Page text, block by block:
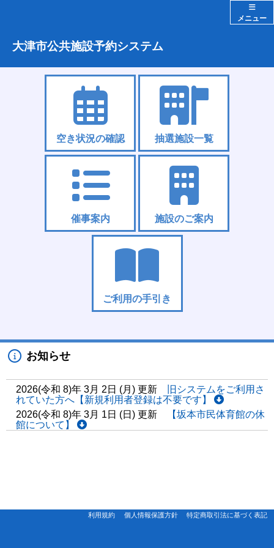
メニュー
大津市公共施設予約システム
空き状況の確認 抽選施設一覧
催事案内 施設のご案内
ご利用の手引き
お知らせ
2026(令和 8)年 3月 2日 (月) 更新
旧システムをご利用さ
れていた方へ【新規利用者登録は不要です】
2026(令和 8)年 3月 1日 (日) 更新
【坂本市民体育館の休
館について】
利用規約 個人情報保護方針 特定商取引法に基づく表記